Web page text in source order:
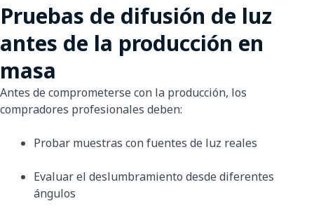
Pruebas de difusión de luz
antes de la producción en
masa
Antes de comprometerse con la producción, los
compradores profesionales deben:
Probar muestras con fuentes de luz reales
Evaluar el deslumbramiento desde diferentes
ángulos